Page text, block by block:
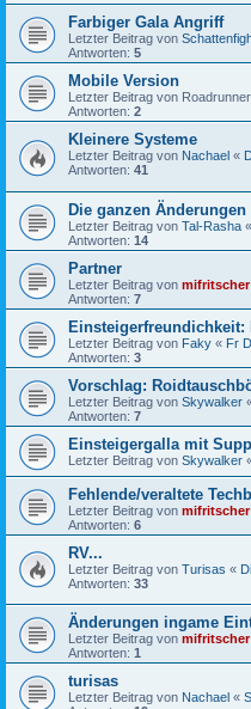
Farbiger Gala Angriff
Letzter Beitrag von
Antworten: 5
Mobile Version
Letzter Beitrag von Roadrunner
Antworten: 2
Kleinere Systeme
Letzter Beitrag von Nachael «
Antworten: 41
Die ganzen Änderungen
Letzter Beitrag von Tal-Rasha «
Antworten: 14
Partner
Letzter Beitrag von mifritscher
Antworten: 7
Einsteigerfreundichkeit:
Letzter Beitrag von Faky « Fr
Antworten: 3
Vorschlag:
Letzter Beitrag von Skywalker
Antworten: 7
Einsteigergalla mit
Letzter Beitrag von Skywalker
Fehlende/veraltete
Letzter Beitrag von mifritscher
Antworten: 6
RV...
Letzter Beitrag von Turisas «
Antworten: 33
Änderungen ingame
Letzter Beitrag von mifritscher
Antworten: 1
turisas
Letzter Beitrag von Nachael «